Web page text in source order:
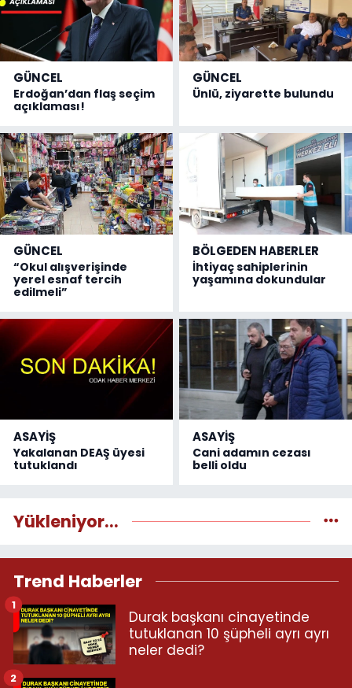
GÜNCEL
Erdoğan’dan flaş seçim
açıklaması!
GÜNCEL
Ünlü, ziyarette bulundu
GÜNCEL
“Okul alışverişinde
yerel esnaf tercih
edilmeli”
BÖLGEDEN HABERLER
İhtiyaç sahiplerinin
yaşamına dokundular
ASAYİŞ
Yakalanan DEAŞ üyesi
tutuklandı
ASAYİŞ
Cani adamın cezası
belli oldu
Yükleniyor...
Trend Haberler
Durak başkanı cinayetinde
tutuklanan 10 şüpheli ayrı ayrı
neler dedi?
1
2